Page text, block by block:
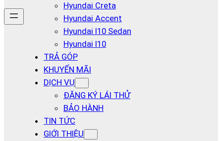
Hyundai Creta
Hyundai Accent
Hyundai I10 Sedan
Hyundai I10
TRẢ GÓP
KHUYẾN MÃI
DỊCH VỤ
ĐĂNG KÝ LÁI THỬ
BẢO HÀNH
TIN TỨC
GIỚI THIỆU